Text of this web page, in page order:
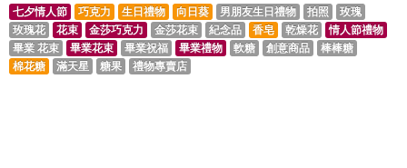
七夕情人節 巧克力 生日禮物 向日葵 男朋友生日禮物 拍照
玫瑰
玫瑰花
花束 金莎巧克力 金莎花束 紀念品 香皂 乾燥花
情人節禮物
畢業 花束
畢業花束 畢業祝福 畢業禮物 軟糖 創意商品
棒棒糖
棉花糖
滿天星 糖果 禮物專賣店